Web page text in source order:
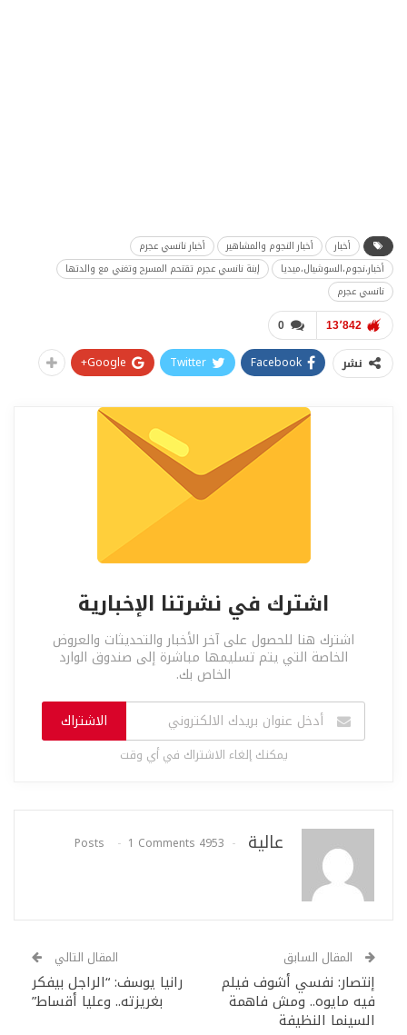
أخبار أخبار النجوم والمشاهير
أخبار نانسي عجرم
أخبار،نجوم،السوشيال،ميديا
إبنة نانسي عجرم تقتحم المسرح وتغني مع والدتها
نانسي عجرم
0 13٬842
نشر Facebook
Twitter
Google+
اشترك في نشرتنا الإخبارية
اشترك هنا للحصول على آخر الأخبار والتحديثات والعروض
الخاصة التي يتم تسليمها مباشرة إلى صندوق الوارد
الخاص بك.
الاشتراك
يمكنك إلغاء الاشتراك في أي وقت
عالية 4953 Posts
1 Comments
المقال السابق
إنتصار: نفسي أشوف فيلم
فيه مايوه.. ومش فاهمة
السينما النظيفة
المقال التالي
رانيا يوسف: “الراجل بيفكر
بغريزته.. وعليا أقساط”